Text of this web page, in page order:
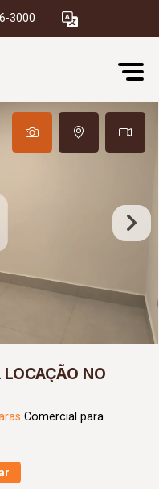
3000
NO
Comercial para